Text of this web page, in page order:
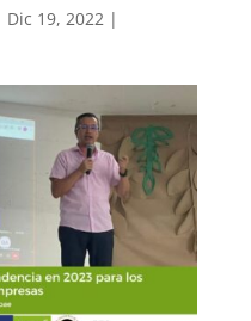
Dic 19, 2022 |